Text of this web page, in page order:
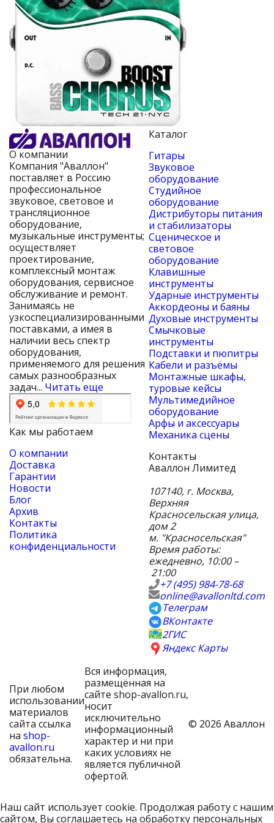
О компании
Компания "Аваллон"
поставляет в Россию
профессиональное
звуковое, световое и
трансляционное
оборудование,
музыкальные инструменты;
осуществляет
проектирование,
комплексный монтаж
оборудования, сервисное
обслуживание и ремонт.
Занимаясь не
узкоспециализированными
поставками, а имея в
наличии весь спектр
оборудования,
применяемого для решения
самых разнообразных
задач... Читать еще
Как мы работаем
О компании
Доставка
Гарантии
Новости
Блог
Архив
Контакты
Политика
конфиденциальности
Каталог
Гитары
Звуковое
оборудование
Студийное
оборудование
Дистрибуторы питания
и стабилизаторы
Сценическое и
световое
оборудование
Клавишные
инструменты
Ударные инструменты
Аккордеоны и баяны
Духовые инструменты
Смычковые
инструменты
Подставки и пюпитры
Кабели и разъёмы
Монтажные шкафы,
туровые кейсы
Мультимедийное
оборудование
Арфы и аксессуары
Механика сцены
Контакты
Аваллон Лимитед
107140, г. Москва,
Верхняя
Красносельская улица,
дом 2
м. "Красносельская"
Время работы:
ежедневно, 10:00 –
21:00
+7 (495) 984-78-68
online@avallonltd.com
Телеграм
ВКонтакте
2ГИС
Яндекс Карты
При любом
использовании
материалов
сайта ссылка
на shop-
avallon.ru
обязательна.
Вся информация,
размещённая на
сайте shop-avallon.ru,
носит
исключительно
информационный
характер и ни при
каких условиях не
является публичной
офертой.
© 2026 Аваллон
Наш сайт использует cookie. Продолжая работу с нашим
сайтом, Вы соглашаетесь на обработку персональных